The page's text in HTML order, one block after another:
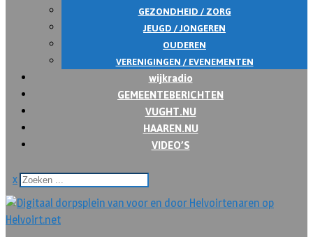
GEZONDHEID / ZORG
JEUGD / JONGEREN
OUDEREN
VERENIGINGEN / EVENEMENTEN
wijkradio
GEMEENTEBERICHTEN
VUGHT.NU
HAAREN.NU
VIDEO’S
x